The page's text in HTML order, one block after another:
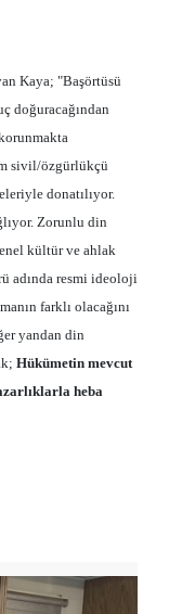
Kaya; "Başörtüsü
doğuracağından
sivil/özgürlükçü
donatılıyor.
Zorunlu din
kültür ve ahlak
adında resmi ideoloji
farklı olacağını
yandan din
Hükümetin mevcut
heba